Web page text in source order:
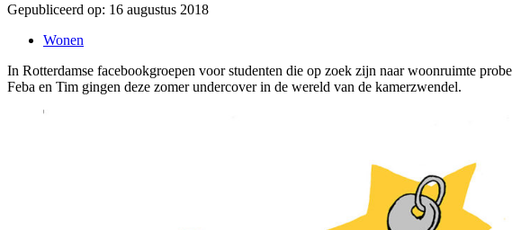
Gepubliceerd op: 16 augustus 2018
Wonen
In Rotterdamse facebookgroepen voor studenten die op zoek zijn naar woonruimte
Feba en Tim gingen deze zomer undercover in de wereld van de kamerzwendel.